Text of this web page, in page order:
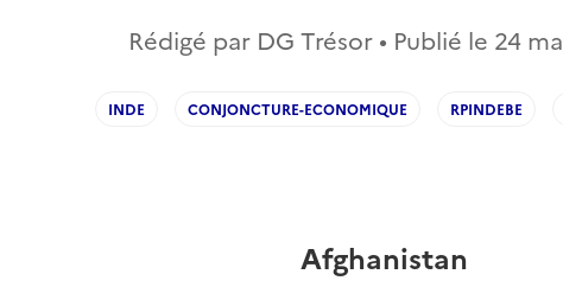
Rédigé par DG Trésor • Publié le 24
INDE CONJONCTURE-ECONOMIQUE RPINDEBE
Afghanistan